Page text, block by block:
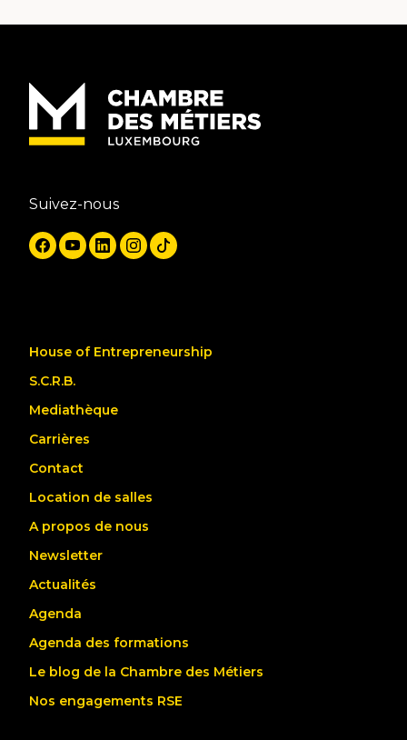
Suivez-nous
House of Entrepreneurship
S.C.R.B.
Mediathèque
Carrières
Contact
Location de salles
A propos de nous
Newsletter
Actualités
Agenda
Agenda des formations
Le blog de la Chambre des Métiers
Nos engagements RSE